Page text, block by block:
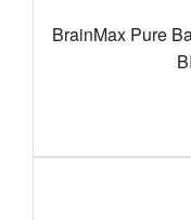
BrainMax Pure